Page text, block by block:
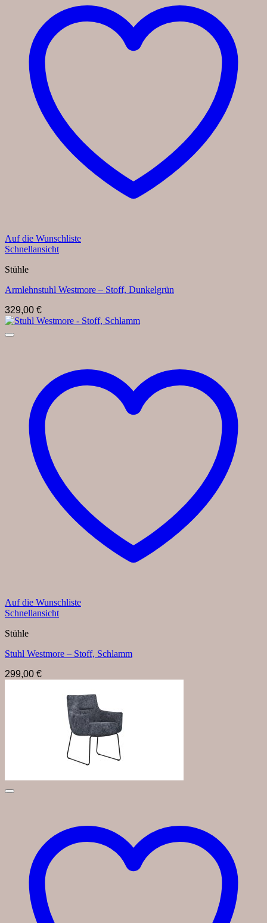
Auf die Wunschliste
Schnellansicht
Stühle
Armlehnstuhl Westmore – Stoff, Dunkelgrün
329,00 €
Auf die Wunschliste
Schnellansicht
Stühle
Stuhl Westmore – Stoff, Schlamm
299,00 €